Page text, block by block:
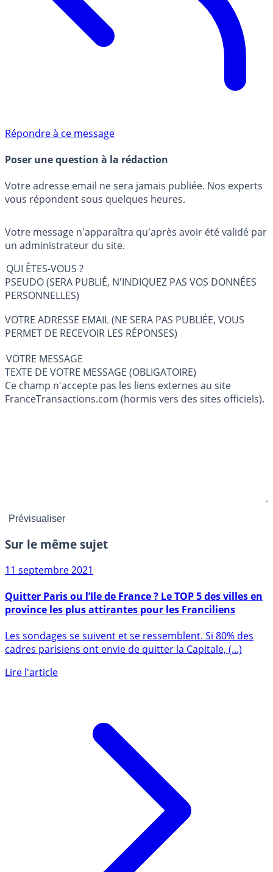
Répondre à ce message
Poser une question à la rédaction
Votre adresse email ne sera jamais publiée. Nos experts
vous répondent sous quelques heures.
Votre message n'apparaîtra qu'après avoir été validé par
un administrateur du site.
QUI ÊTES-VOUS ?
PSEUDO (SERA PUBLIÉ, N'INDIQUEZ PAS VOS DONNÉES
PERSONNELLES)
VOTRE ADRESSE EMAIL (NE SERA PAS PUBLIÉE, VOUS
PERMET DE RECEVOIR LES RÉPONSES)
VOTRE MESSAGE
TEXTE DE VOTRE MESSAGE (OBLIGATOIRE)
Ce champ n'accepte pas les liens externes au site
FranceTransactions.com (hormis vers des sites officiels).
Sur le même sujet
Quitter Paris ou l’Ile de France ? Le TOP 5 des villes en
Les sondages se suivent et se ressemblent. Si 80% des
cadres parisiens ont envie de quitter la Capitale, (...)